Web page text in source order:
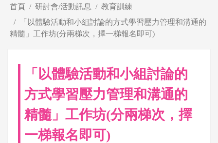
首頁 研討會/活動訊息
教育訓練
「以體驗活動和小組討論的方式學習壓力管理和溝通的
精髓」工作坊(分兩梯次，擇一梯報名即可)
「以體驗活動和小組討論的
方式學習壓力管理和溝通的
精髓」工作坊(分兩梯次，擇
一梯報名即可)